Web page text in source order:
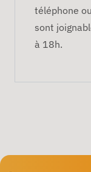
téléphone
sont
à 18h.